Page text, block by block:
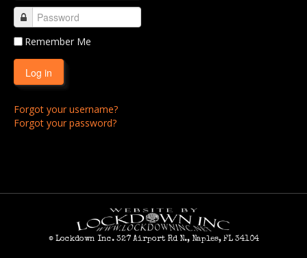
Vous 2005
Vous 2004
Vous 2003
Vous 2002
Vous 2001
Brooksville Old School Biker Rodeo
Easyrider's Rodeo
Remember Me
Log in
Forgot your username?
Forgot your password?
© Lockdown Inc. 327 Airport Rd N., Naples, FL 34104